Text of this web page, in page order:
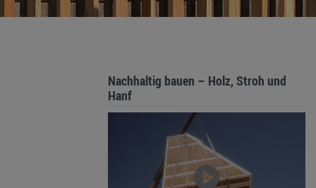
Nachhaltig bauen – Holz, Stroh und
Hanf